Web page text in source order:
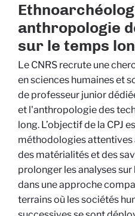
anthropologie
sur le temps
Le CNRS recrute une
en sciences humaines et
de professeur junior
et l'anthropologie des
long. L’objectif de la CPJ
méthodologies attentives
des matérialités et des
prolonger les analyses
dans une approche
terrains où les sociétés